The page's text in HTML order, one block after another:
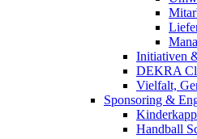
Initiativen
DEKRA
Vielfalt,
Sponsoring &
Handball